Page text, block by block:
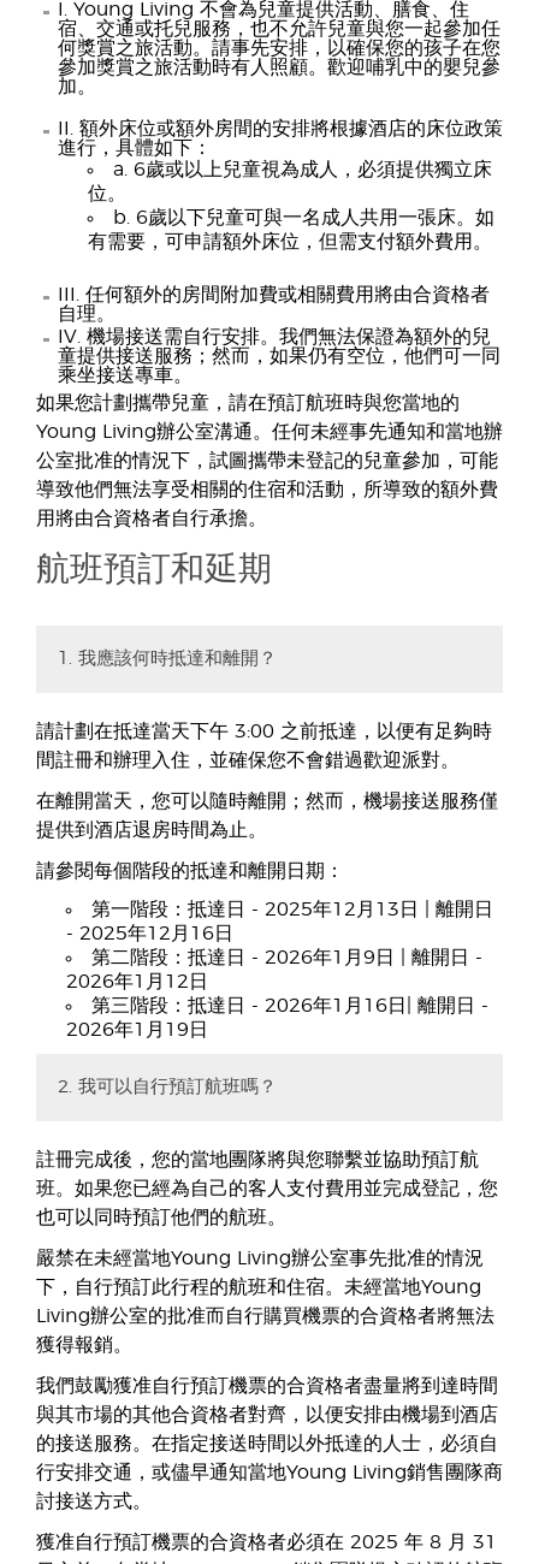
I. Young Living 不會為兒童提供活動、膳食、住
宿、交通或托兒服務，也不允許兒童與您一起參加任
何獎賞之旅活動。請事先安排，以確保您的孩子在您
參加獎賞之旅活動時有人照顧。歡迎哺乳中的嬰兒參
加。
II. 額外床位或額外房間的安排將根據酒店的床位政策
進行，具體如下：
a. 6歲或以上兒童視為成人，必須提供獨立床
位。
b. 6歲以下兒童可與一名成人共用一張床。如
有需要，可申請額外床位，但需支付額外費用。
III. 任何額外的房間附加費或相關費用將由合資格者
自理。
IV. 機場接送需自行安排。我們無法保證為額外的兒
童提供接送服務；然而，如果仍有空位，他們可一同
乘坐接送專車。
如果您計劃攜帶兒童，請在預訂航班時與您當地的
Young Living辦公室溝通。任何未經事先通知和當地辦
公室批准的情況下，試圖攜帶未登記的兒童參加，可能
導致他們無法享受相關的住宿和活動，所導致的額外費
用將由合資格者自行承擔。
航班預訂和延期
1. 我應該何時抵達和離開？
請計劃在抵達當天下午 3:00 之前抵達，以便有足夠時
間註冊和辦理入住，並確保您不會錯過歡迎派對。
在離開當天，您可以隨時離開；然而，機場接送服務僅
提供到酒店退房時間為止。
請參閱每個階段的抵達和離開日期：
第一階段：抵達日 - 2025年12月13日 | 離開日
- 2025年12月16日
第二階段：抵達日 - 2026年1月9日 | 離開日 -
2026年1月12日
第三階段：抵達日 - 2026年1月16日| 離開日 -
2026年1月19日
2. 我可以自行預訂航班嗎？
註冊完成後，您的當地團隊將與您聯繫並協助預訂航
班。如果您已經為自己的客人支付費用並完成登記，您
也可以同時預訂他們的航班。
嚴禁在未經當地Young Living辦公室事先批准的情況
下，自行預訂此行程的航班和住宿。未經當地Young
Living辦公室的批准而自行購買機票的合資格者將無法
獲得報銷。
我們鼓勵獲准自行預訂機票的合資格者盡量將到達時間
與其市場的其他合資格者對齊，以便安排由機場到酒店
的接送服務。在指定接送時間以外抵達的人士，必須自
行安排交通，或儘早通知當地Young Living銷售團隊商
討接送方式。
獲准自行預訂機票的合資格者必須在 2025 年 8 月 31